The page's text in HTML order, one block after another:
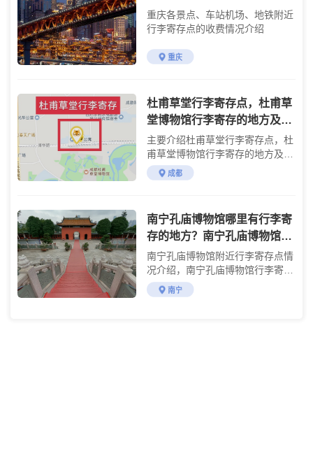
重庆各景点、车站机场、地铁附近
行李寄存点的收费情况介绍
重庆
杜甫草堂行李寄存点，杜甫草
堂博物馆行李寄存的地方及价
格，杜甫草堂存包的费用，成
都杜甫草堂有行李寄存柜
主要介绍杜甫草堂行李寄存点，杜
甫草堂博物馆行李寄存的地方及价
格，杜甫草堂存包的费用，成都杜
甫草堂有行李寄存柜吗？杜甫草堂
成都
南宁孔庙博物馆哪里有行李寄
存的地方？南宁孔庙博物馆行
李寄存怎么收费？
南宁孔庙博物馆附近行李寄存点情
况介绍，南宁孔庙博物馆行李寄存
点收费标准介绍
南宁